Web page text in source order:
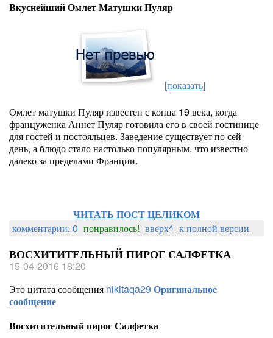
Вкуснейший Омлет Матушки Пуляр
[показать]
Омлет матушки Пуляр известен с конца 19 века, когда
француженка Аннет Пуляр готовила его в своей гостинице
для гостей и постояльцев. Заведение существует по сей
день, а блюдо стало настолько популярным, что известно
далеко за пределами Франции.
ЧИТАТЬ ПОСТ ЦЕЛИКОМ
комментарии: 0 понравилось! вверх^ к полной версии
ВОСХИТИТЕЛЬНЫЙ ПИРОГ САЛФЕТКА
15-04-2016 18:20
Это цитата сообщения nikitaqa29 Оригинальное
сообщение
Восхитительный пирог Салфетка